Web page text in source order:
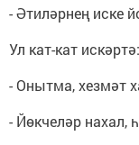
- Әтиләрнең иске
Ул кат-кат искәртә:
- Онытма, хезмәт
- Йөкчеләр